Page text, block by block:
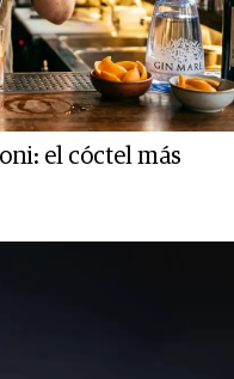
el cóctel más